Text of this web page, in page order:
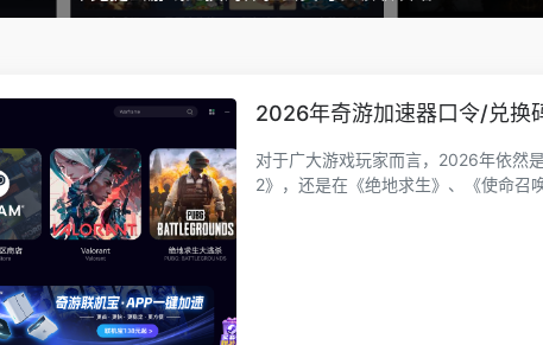
2026年奇游加速器口令/兑换
对于广大游戏玩家而言，2026年依然
2》，还是在《绝地求生》、《使命召